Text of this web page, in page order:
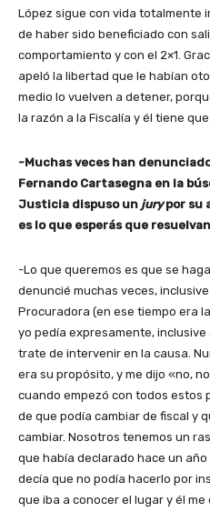
López sigue con vida totalmente
de haber sido beneficiado con
comportamiento y con el 2×1.
apeló la libertad que le habían
medio lo vuelven a detener,
la razón a la Fiscalía y él tiene
-Muchas veces han
Fernando Cartasegna en la
Justicia dispuso un jurypor su
es lo que esperás que
-Lo que queremos es que se
denuncié muchas veces,
Procuradora (en ese tiempo era
yo pedía expresamente,
trate de intervenir en la causa.
era su propósito, y me dijo «no,
cuando empezó con todos estos
de que podía cambiar de fiscal y
cambiar. Nosotros tenemos un
que había declarado hace un
decía que no podía hacerlo por
que iba a conocer el lugar y él